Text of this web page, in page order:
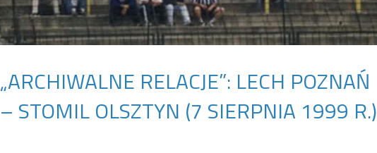
„ARCHIWALNE RELACJE”: LECH POZNAŃ
– STOMIL OLSZTYN (7 SIERPNIA 1999 R.)